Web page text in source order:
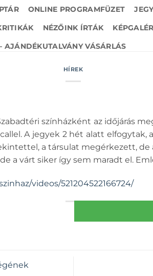
ONLINE PROGRAMFÜZET
NÉZŐINK ÍRTÁK
AJÁNDÉKUTALVÁNY VÁSÁRLÁS
HÍREK
színházként az időjárás
A jegyek 2 hét alatt elfogytak,
a társulat megérkezett, de
a várt siker így sem maradt el.
videos/521204522166724/